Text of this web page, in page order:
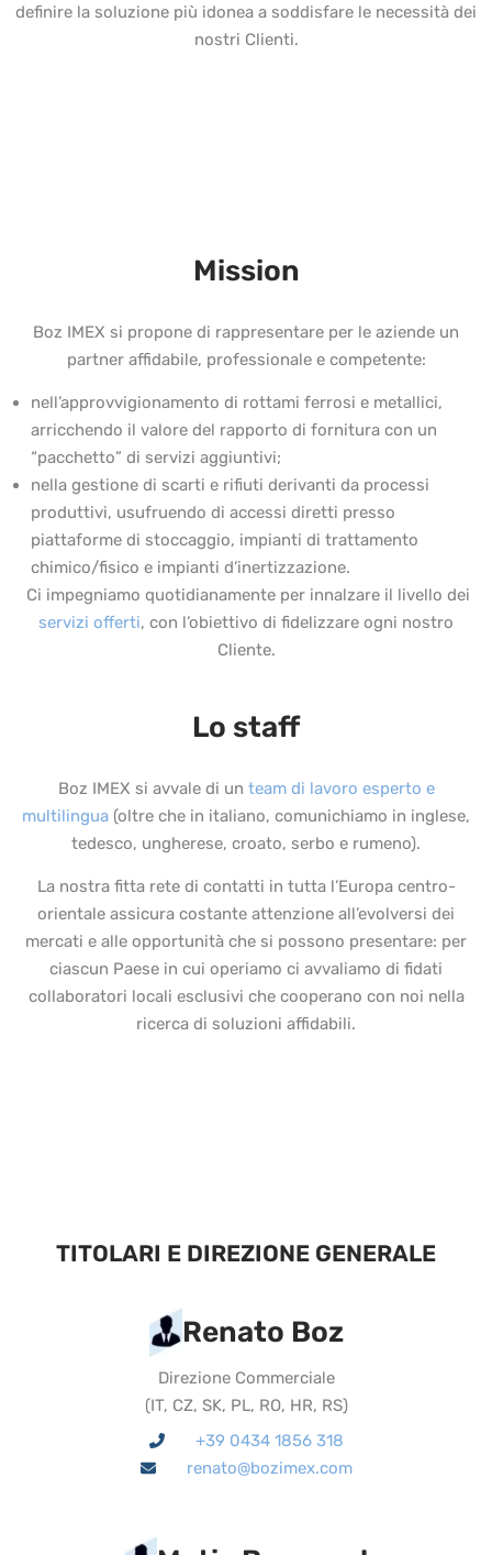
definire la soluzione più idonea a soddisfare le necessità dei
nostri Clienti.
Mission
Boz IMEX si propone di rappresentare per le aziende un
partner affidabile, professionale e competente:
nell’approvvigionamento di rottami ferrosi e metallici,
arricchendo il valore del rapporto di fornitura con un
“pacchetto” di servizi aggiuntivi;
nella gestione di scarti e rifiuti derivanti da processi
produttivi, usufruendo di accessi diretti presso
piattaforme di stoccaggio, impianti di trattamento
chimico/fisico e impianti d’inertizzazione.
Ci impegniamo quotidianamente per innalzare il livello dei
servizi offerti, con l’obiettivo di fidelizzare ogni nostro
Cliente.
Lo staff
Boz IMEX si avvale di un team di lavoro esperto e
multilingua (oltre che in italiano, comunichiamo in inglese,
tedesco, ungherese, croato, serbo e rumeno).
La nostra fitta rete di contatti in tutta l’Europa centro-
orientale assicura costante attenzione all’evolversi dei
mercati e alle opportunità che si possono presentare: per
ciascun Paese in cui operiamo ci avvaliamo di fidati
collaboratori locali esclusivi che cooperano con noi nella
ricerca di soluzioni affidabili.
TITOLARI E DIREZIONE GENERALE
Renato Boz
Direzione Commerciale
(IT, CZ, SK, PL, RO, HR, RS)
+39 0434 1856 318
renato@bozimex.com